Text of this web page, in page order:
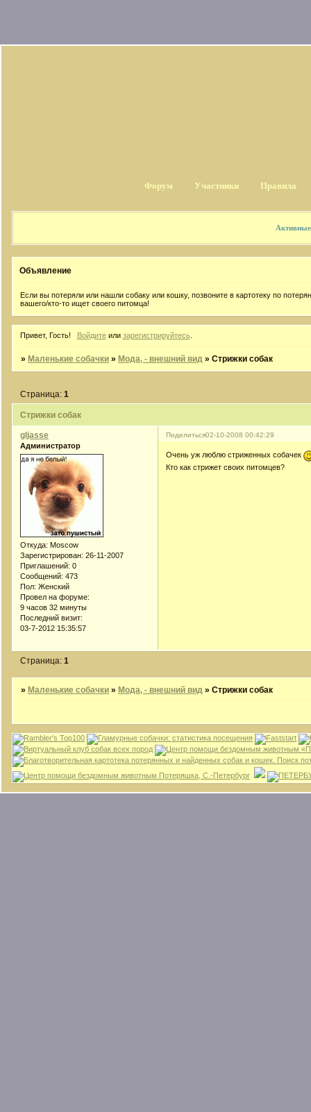
Форум Участники Правила
Объявление
Если вы потеряли или нашли собаку или кошку, позвоните в картотеку по
вашего/кто-то ищет своего питомца!
Привет, Гость! Войдитеили зарегистрируйтесь
» Маленькие собачки » Мода, - внешний вид »Стрижки собак
Стрижки собак
Страница:1
Поделиться02-10-2008 00:42:29
gljasse
Администратор
Откуда: Moscow
Зарегистрирован: 26-11-2007
Приглашений: 0
Сообщений: 473
Пол: Женский
Провел на форуме:
9 часов 32 минуты
Последний визит:
03-7-2012 15:35:57
Очень уж люблю стриженных собачек
Кто как стрижет своих питомцев?
Страница:1
» Маленькие собачки » Мода, - внешний вид »Стрижки собак